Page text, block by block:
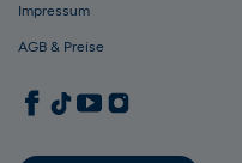
Impressum
AGB & Preise
1822direkt auf Facebook
1822direkt auf TikTok
1822direkt auf
1822direkt